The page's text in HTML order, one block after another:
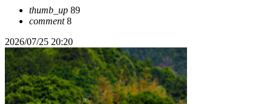
thumb_up 89
comment8
2026/07/25 20:20